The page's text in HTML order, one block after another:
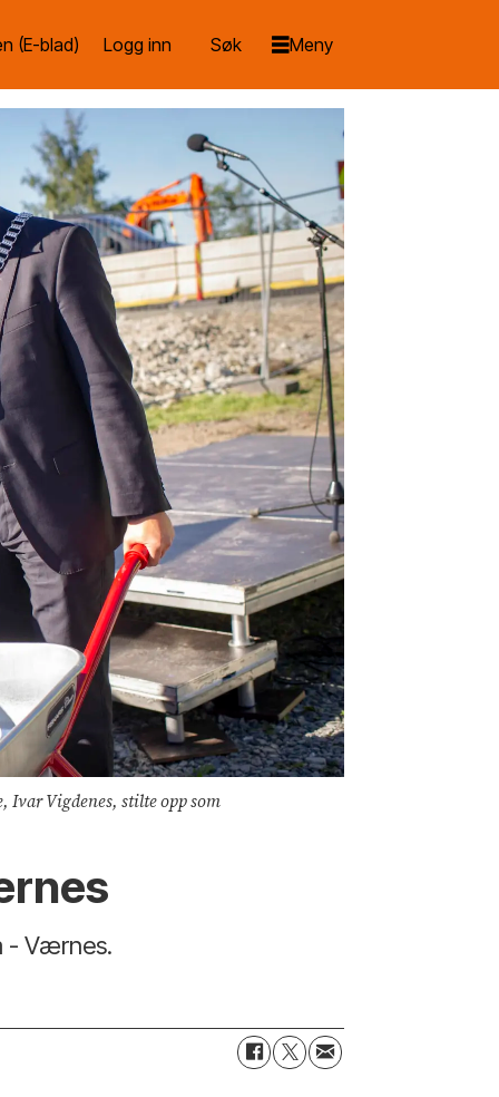
(E-blad) Logg inn
Ivar Vigdenes, stilte opp som
- Værnes.